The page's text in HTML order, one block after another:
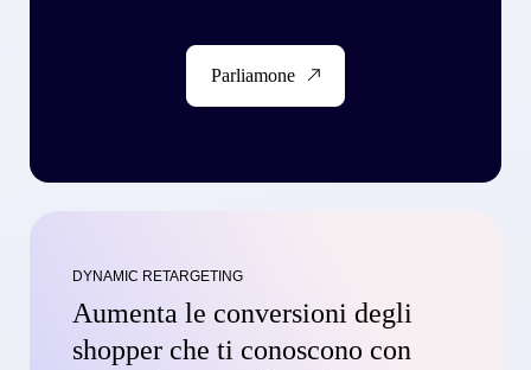
Parliamone
DYNAMIC RETARGETING
Aumenta le conversioni degli
shopper che ti conoscono con